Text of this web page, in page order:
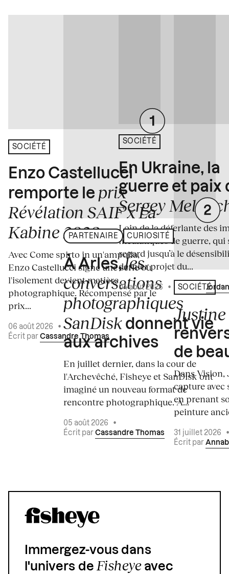
SOCIÉTÉ
Enzo Castellucci
remporte le prix
Révélation SAIF x La
Kabine 2026
Avec Come spirto in un'ampolla,
Enzo Castellucci signe une série où
l'isolement devient matière
photographique. Récompensé par le
prix...
06 août 2026
•
Écrit par Cassandre Thomas
PARTENAIRE CURIOSITÉ
À Arles,les
conversations
photographiques
SanDisk donnent vie
aux archives
En juillet dernier, dans la cour de
l'Archevêché, Fisheye et SanDisk ont
imaginé un nouveau format de
rencontre photographique. À...
05 août 2026
•
Écrit par Cassandre Thomas
SOCIÉTÉ
En Ukraine, la
guerre et paix
Sergey
Loin de la déferlante des
médiatiques de guerre, qui
regard jusqu’à le
dernier projet du...
04 août 2026 • Écrit par
SOCIÉTÉ
de
Dans
capture avec
en prenant
peinture
31 juillet 2026
Écrit par
Immergez-vous dans
l'univers de Fisheyeavec